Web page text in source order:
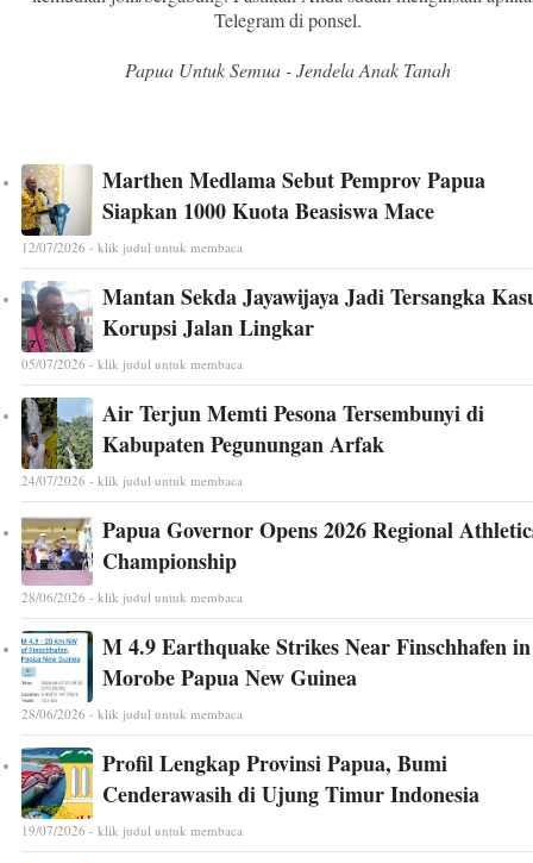
Telegram di ponsel.
Papua Untuk Semua - Jendela Anak Tanah
Marthen Medlama Sebut Pemprov Papua
Siapkan 1000 Kuota Beasiswa Mace
12/07/2026 - klik judul untuk membaca
Mantan Sekda Jayawijaya Jadi Tersangka
Korupsi Jalan Lingkar
05/07/2026 - klik judul untuk membaca
Air Terjun Memti Pesona Tersembunyi di
Kabupaten Pegunungan Arfak
24/07/2026 - klik judul untuk membaca
Papua Governor Opens 2026 Regional
Championship
28/06/2026 - klik judul untuk membaca
M 4.9 Earthquake Strikes Near Finschhafen in
Morobe Papua New Guinea
28/06/2026 - klik judul untuk membaca
Profil Lengkap Provinsi Papua, Bumi
Cenderawasih di Ujung Timur Indonesia
19/07/2026 - klik judul untuk membaca